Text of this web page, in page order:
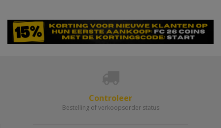
Controleer
Bestelling of verkoopsorder status